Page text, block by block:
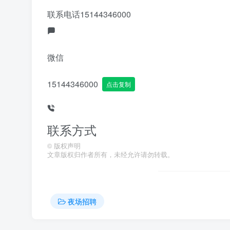
联系电话15144346000
微信
15144346000 点击复制
联系方式
© 版权声明
文章版权归作者所有，未经允许请勿转载。
夜场招聘